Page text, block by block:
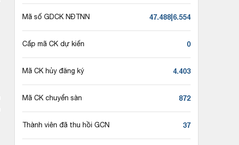
Mã số GDCK NĐTNN 47.488|6.554
Cấp mã CK dự kiến 0
Mã CK hủy đăng ký 4.403
Mã CK chuyển sàn 872
Thành viên đã thu hồi GCN 37